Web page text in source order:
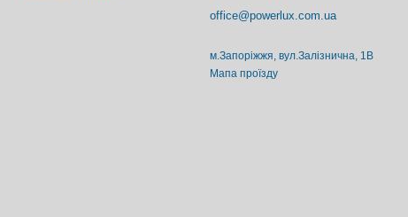
office@powerlux.com.ua
м.Запоріжжя, вул.Залізнична, 1В
Мапа проїзду